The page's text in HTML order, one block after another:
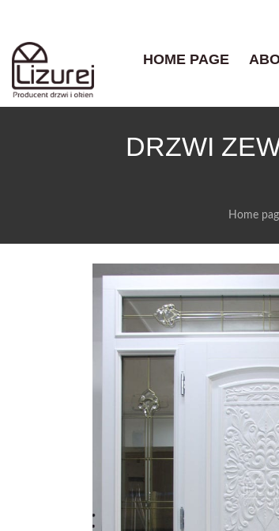
HOME PAGE
DRZWI
Home